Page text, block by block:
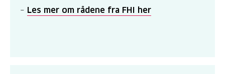
– Les mer om rådene fra FHI her